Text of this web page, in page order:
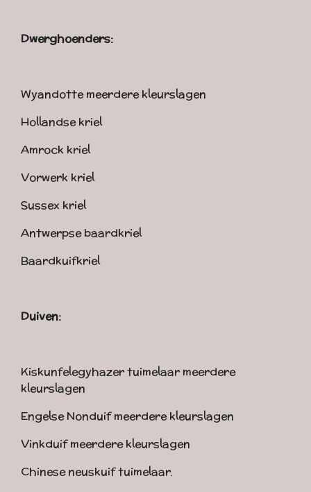
Dwerghoenders:
Wyandotte meerdere kleurslagen
Hollandse kriel
Amrock kriel
Vorwerk kriel
Sussex kriel
Antwerpse baardkriel
Baardkuifkriel
Duiven:
Kiskunfelegyhazer tuimelaar meerdere
kleurslagen
Engelse Nonduif meerdere kleurslagen
Vinkduif meerdere kleurslagen
Chinese neuskuif tuimelaar.